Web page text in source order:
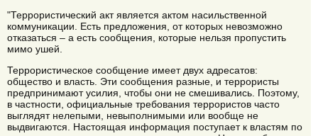
"Террористический акт является актом насильственной
коммуникации. Есть предложения, от которых невозможно
отказаться – а есть сообщения, которые нельзя пропустить
мимо ушей.
Террористическое сообщение имеет двух адресатов:
общество и власть. Эти сообщения разные, и террористы
предпринимают усилия, чтобы они не смешивались. Поэтому,
в частности, официальные требования террористов часто
выглядят нелепыми, невыполнимыми или вообще не
выдвигаются. Настоящая информация поступает к властям по